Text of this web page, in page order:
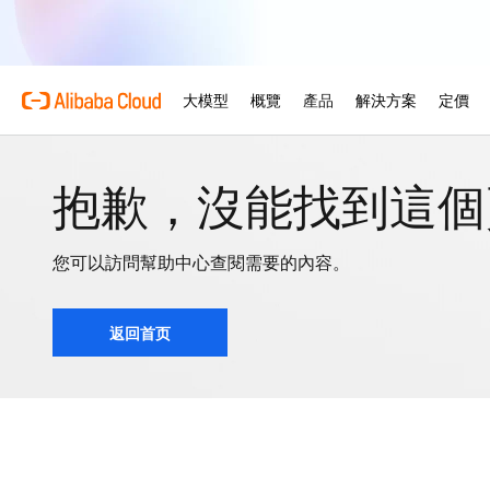
抱歉，沒能找到這
您可以訪問幫助中心查閱需要的內容。
返回首页